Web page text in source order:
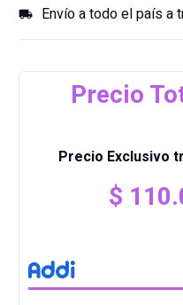
local_shipping Envío a todo el país a
Precio
Precio Exclusivo
$